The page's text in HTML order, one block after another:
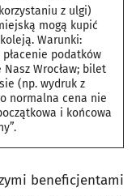
z ulgi)
mogą kupić
Warunki:
podatków
Wrocław; bilet
(np. wydruk z
normalna cena nie
i końcowa
beneficjentami